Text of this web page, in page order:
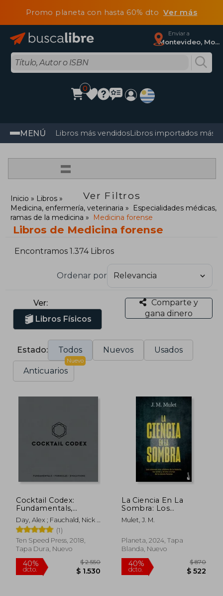
Promo planeta con hasta 60% dtoVer más
Enviar a
Montevideo, Montevideo
0
MENÚ Libros más vendidosLibros importados más
=
Ver Filtros
Inicio
Libros
Medicina, enfermería, veterinaria
Especialidades médicas,
ramas de la medicina
Medicina forense
Libros de Medicina forense
Encontramos 1.374 Libros
Ordenar por
Ver:
Libros Físicos
Comparte y
gana dinero
Estado: Todos Nuevos Usados
Anticuarios
Nuevo
Cocktail Codex:
Fundamentals,
Formulas, Evolutions
[a Cocktail Recipe
Book] (en Inglés)
Day, Alex ; Fauchald, Nick ;
Kaplan, David(1)
Ten Speed Press, 2018,
Tapa Dura, Nuevo
La Ciencia En La
Sombra: Los
Crímenes Más
Célebres de la
El Cine, a la Luz de la
Ciencia Forense /
Shadows
Mulet, J. M.
Planeta, 2024, Tapa
Blanda, Nuevo